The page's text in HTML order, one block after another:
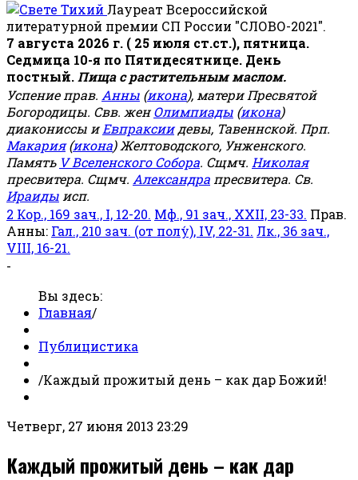
Лауреат Всероссийской
литературной премии СП России "СЛОВО-2021".
7 августа 2026 г. ( 25 июля ст.ст.), пятница.
Седмица 10-я по Пятидесятнице. День
постный. Пища с растительным маслом.
Успение прав. Анны (икона), матери Пресвятой
Богородицы. Свв. женОлимпиады (икона)
диакониссы иЕвпраксиидевы, Тавеннской. Прп.
Макария(икона) Желтоводского, Унженского.
Память V Вселенского Собора. Сщмч. Николая
пресвитера. Сщмч. Александра пресвитера. Св.
Ираиды исп.
2 Кор., 169 зач., I, 12-20. Мф., 91 зач., XXII, 23-33. Прав.
Анны: Гал., 210 зач. (от полу́), IV, 22-31. Лк., 36 зач.,
VIII, 16-21.
-
Вы здесь:
Главная/
Публицистика
/Каждый прожитый день – как дар Божий!
Четверг, 27 июня 2013 23:29
Каждый прожитый день – как дар